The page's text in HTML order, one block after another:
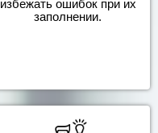
избежать ошибок при их
заполнении.